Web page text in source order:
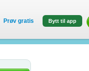
Prøv gratis Bytt til app